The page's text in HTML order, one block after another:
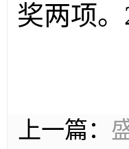
奖两项
上一篇：